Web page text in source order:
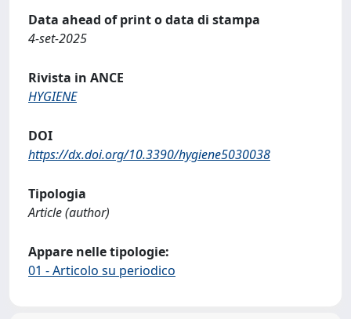
Data ahead of print o data di stampa
4-set-2025
Rivista in ANCE
HYGIENE
DOI
https://dx.doi.org/10.3390/hygiene5030038
Tipologia
Article (author)
Appare nelle tipologie:
01 - Articolo su periodico